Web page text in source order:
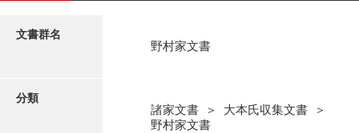
更新履歴
文書群名
野村家文書
分類
諸家文書 ＞ 大本氏収集文書 ＞
野村家文書